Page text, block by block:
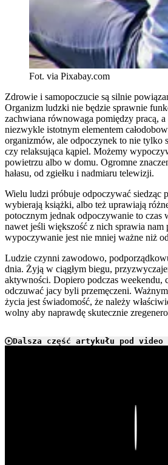
Fot. via Pixabay.com
Zdrowie i samopoczucie są silnie
Organizm ludzki nie będzie sprawnie
zachwiana równowaga pomiędzy pracą, a
niezwykle istotnym elementem
organizmów, ale odpoczynek to nie tylko
czy relaksująca kąpiel. Możemy
powietrzu albo w domu. Ogromne
hałasu, od zgiełku i nadmiaru telewizji.
Wielu ludzi próbuje odpoczywać siedząc
wybierają książki, albo też uprawiają
potocznym jednak odpoczywanie to czas
nawet jeśli większość z nich sprawia nam
wypoczywanie jest nie mniej ważne niż
Ludzie czynni zawodowo,
dnia. Żyją w ciągłym biegu,
aktywności. Dopiero podczas weekendu,
odczuwać jacy byli przemęczeni.
życia jest świadomość, że należy
wolny aby naprawdę skutecznie
Dalsza część artykułu pod video